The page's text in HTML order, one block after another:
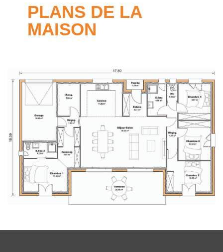
PLANS DE LA
MAISON